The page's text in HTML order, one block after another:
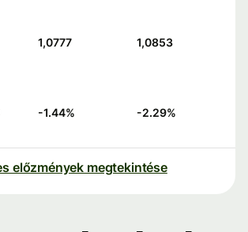
1,0777 1,0853
-1.44% -2.29%
előzmények megtekintése